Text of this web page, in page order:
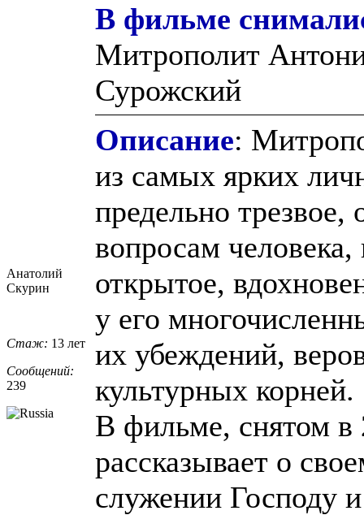
Анатолий
Скурин
Стаж: 13 лет
Сообщений:
239
В фильме
Митрополит
Сурожский
Описание:
из самых ярких
предельно
вопросам
открытое,
у его
их убеждений,
культурных корней.
В фильме, снятом в
рассказывает о
служении Господу